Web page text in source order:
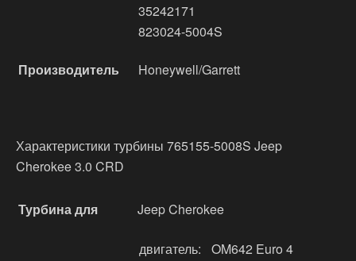
35242171
823024-5004S
Производитель Honeywell/Garrett
Характеристики турбины 765155-5008S Jeep
Cherokee 3.0 CRD
Турбина для Jeep Cherokee
двигатель: OM642 Euro 4